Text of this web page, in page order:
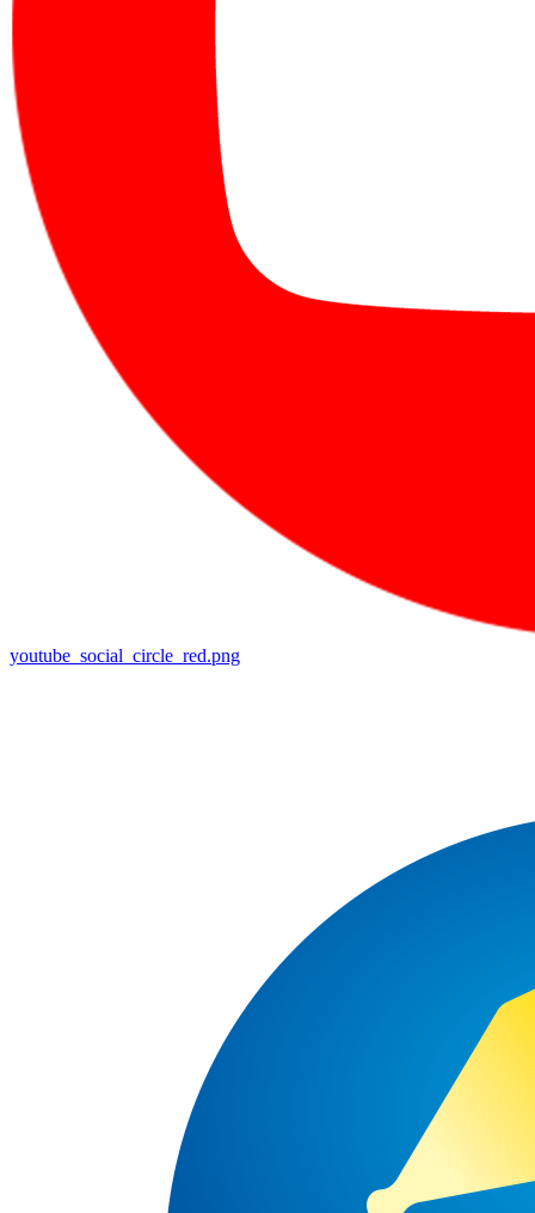
youtube_social_circle_red.png